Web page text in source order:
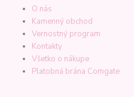
O nás
Kamenný obchod
Vernostný program
Kontakty
Všetko o nákupe
Platobná brána Comgate